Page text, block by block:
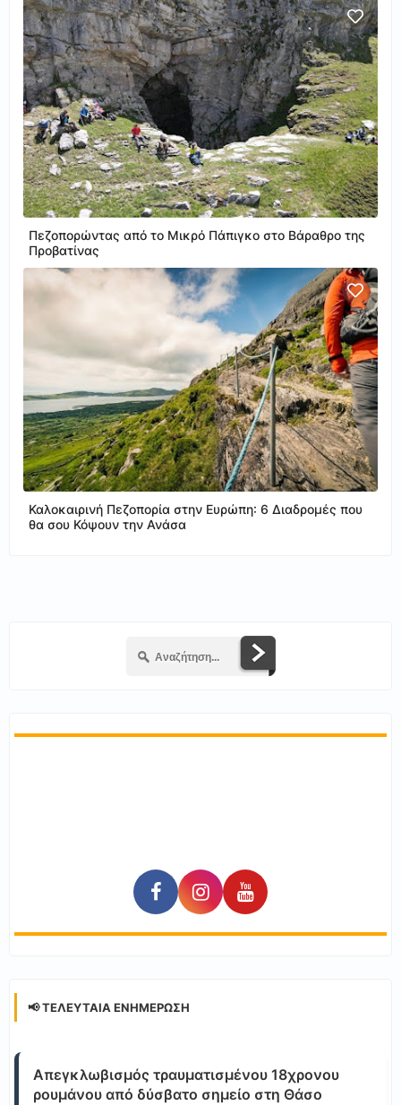
Πεζοπορώντας από το Μικρό Πάπιγκο στο Βάραθρο της
Προβατίνας
Καλοκαιρινή Πεζοπορία στην Ευρώπη: 6 Διαδρομές που
θα σου Κόψουν την Ανάσα
📢 ΤΕΛΕΥΤΑΊΑ ΕΝΗΜΈΡΩΣΗ
Απεγκλωβισμός τραυματισμένου 18χρονου
ρουμάνου από δύσβατο σημείο στη Θάσο